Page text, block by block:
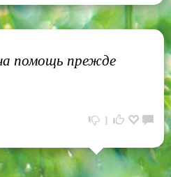
помощь прежде
1